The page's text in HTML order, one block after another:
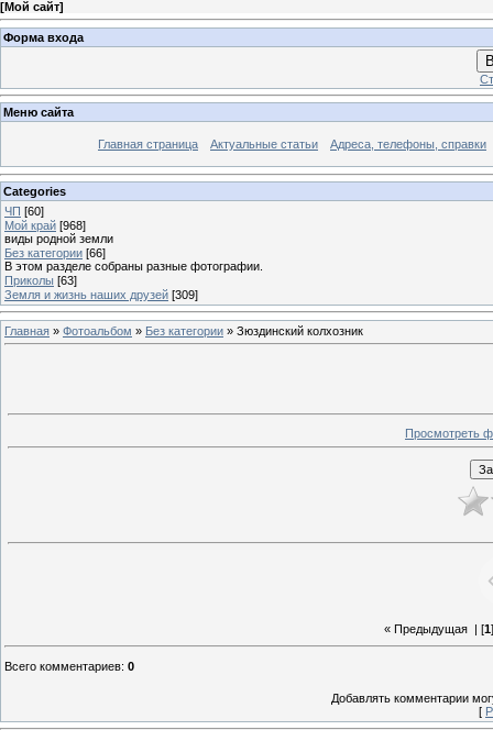
[Мой сайт]
Форма входа
Меню сайта
Главная страница Актуальные статьи Адреса, телефоны, справки
Categories
ЧП [60]
Мой край [968]
виды родной земли
Без категории [66]
В этом разделе собраны разные фотографии.
Приколы [63]
Земля и жизнь наших друзей [309]
Главная » Фотоальбом » Без категории » Зюздинский колхозник
Просмотреть
« Предыдущая| [1
Всего комментариев: 0
Добавлять комментарии
[